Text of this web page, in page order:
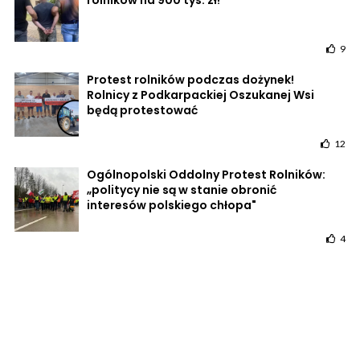
9
Protest rolników podczas dożynek!
Rolnicy z Podkarpackiej Oszukanej Wsi
będą protestować
12
Ogólnopolski Oddolny Protest Rolników:
„politycy nie są w stanie obronić
interesów polskiego chłopa"
4